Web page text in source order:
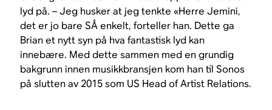
lyd på. – Jeg husker at jeg tenkte «Herre Jemini,
det er jo bare SÅ enkelt, forteller han. Dette ga
Brian et nytt syn på hva fantastisk lyd kan
innebære. Med dette sammen med en grundig
bakgrunn innen musikkbransjen kom han til Sonos
på slutten av 2015 som US Head of Artist Relations.